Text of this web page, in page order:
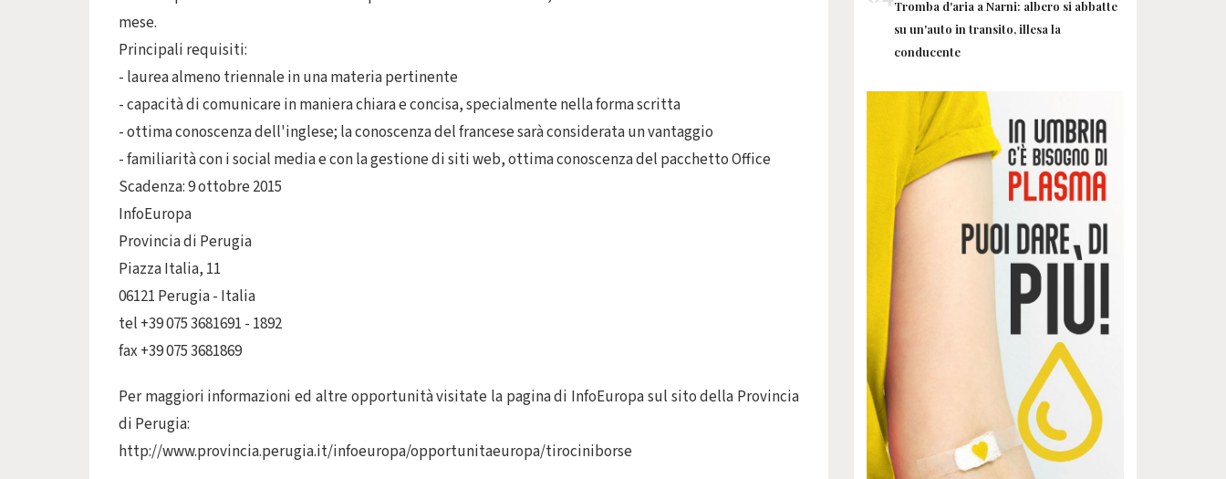
mese.
Principali requisiti:
- laurea almeno triennale in una materia pertinente
- capacità di comunicare in maniera chiara e concisa, specialmente nella forma scritta
- ottima conoscenza dell'inglese; la conoscenza del francese sarà considerata un vantaggio
- familiarità con i social media e con la gestione di siti web, ottima conoscenza del pacchetto Office
Scadenza: 9 ottobre 2015
InfoEuropa
Provincia di Perugia
Piazza Italia, 11
06121 Perugia - Italia
tel +39 075 3681691 - 1892
fax +39 075 3681869
Per maggiori informazioni ed altre opportunità visitate la pagina di InfoEuropa sul sito della Provincia
di Perugia:
http://www.provincia.perugia.it/infoeuropa/opportunitaeuropa/tirociniborse
Tromba d'aria a Narni: albero si abbatte
su un'auto in transito, illesa la
conducente